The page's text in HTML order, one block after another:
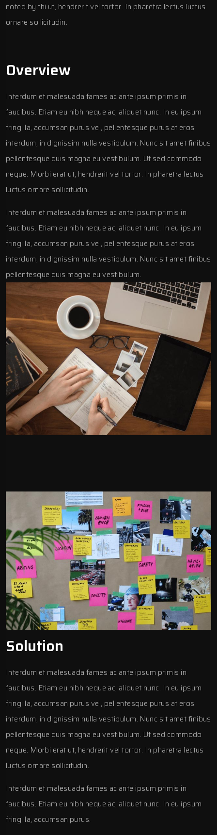
noted by thi ut, hendrerit vel tortor. In pharetra lectus luctus
ornare sollicitudin.
Overview
Interdum et malesuada fames ac ante ipsum primis in
faucibus. Etiam eu nibh neque ac, aliquet nunc. In eu ipsum
fringilla, accumsan purus vel, pellentesque purus at eros
interdum, in dignissim nulla vestibulum. Nunc sit amet finibus
pellentesque quis magna eu vestibulum. Ut sed commodo
neque. Morbi erat ut, hendrerit vel tortor. In pharetra lectus
luctus ornare sollicitudin.
Interdum et malesuada fames ac ante ipsum primis in
faucibus. Etiam eu nibh neque ac, aliquet nunc. In eu ipsum
fringilla, accumsan purus vel, pellentesque purus at eros
interdum, in dignissim nulla vestibulum. Nunc sit amet finibus
pellentesque quis magna eu vestibulum.
Solution
Interdum et malesuada fames ac ante ipsum primis in
faucibus. Etiam eu nibh neque ac, aliquet nunc. In eu ipsum
fringilla, accumsan purus vel, pellentesque purus at eros
interdum, in dignissim nulla vestibulum. Nunc sit amet finibus
pellentesque quis magna eu vestibulum. Ut sed commodo
neque. Morbi erat ut, hendrerit vel tortor. In pharetra lectus
luctus ornare sollicitudin.
Interdum et malesuada fames ac ante ipsum primis in
faucibus. Etiam eu nibh neque ac, aliquet nunc. In eu ipsum
fringilla, accumsan purus.